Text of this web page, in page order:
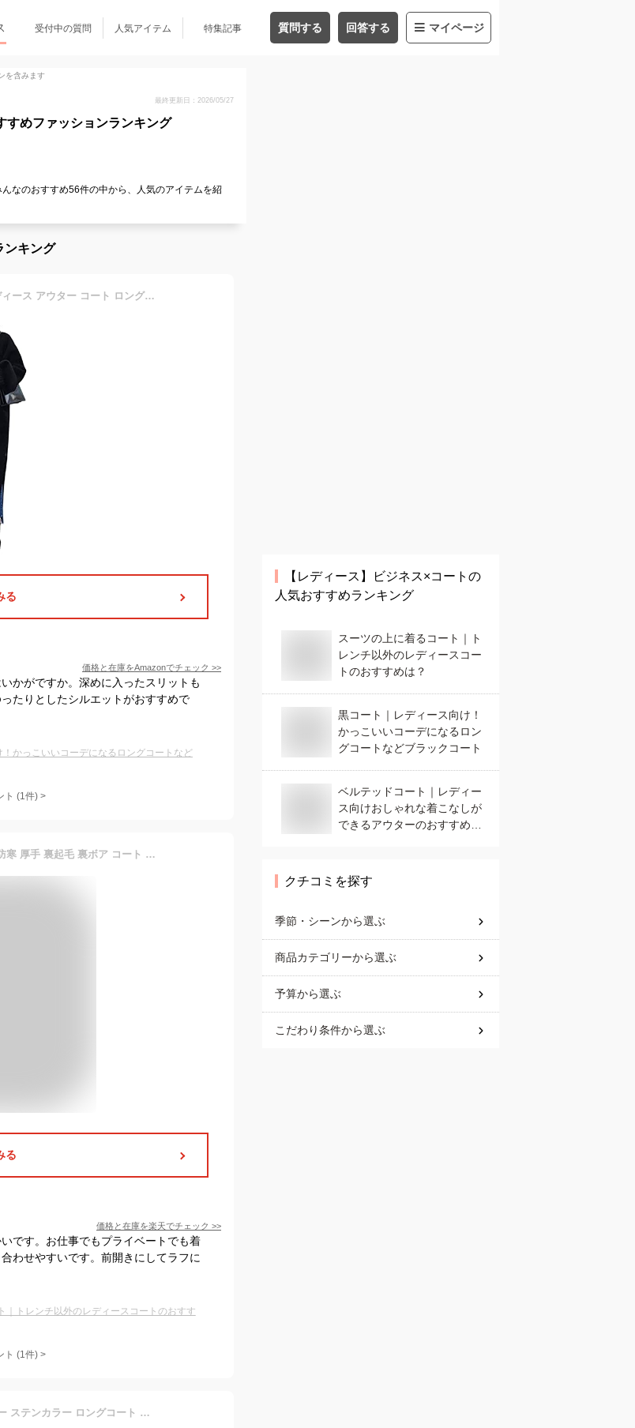
受付中の質問 人気アイテム 特集記事 質問する 回答する マイページ
を含みます
最終更新日：2026/05/27
すめファッションランキング
なのおすすめ56件の中から、人気のアイテムを紹
ンキング
Fosys ロングコート チェスターコート レディース アウター コート ロング 秋冬 大人 きれいめ 大きいサイズ ドロップショルダー スリット ベルト付き (L, ブラック)
る
価格と在庫をAmazonでチェック >>
かがですか。深めに入ったスリットも
たりとしたシルエットがおすすめで
かっこいいコーデになるロングコートなど
ト (1件) >
ロングコート レディース ロング アウター 防寒 厚手 裏起毛 裏ボア コート 韓国ファッション 春 秋 冬 大きいサイズ 暖かい あったか シンプル ゆったり おしゃれ オリジナル カジュアル きれいめ 上品 OL通勤 フォーマル 事務 ビジネス 入学式 ジャケット
る
価格と在庫を楽天でチェック >>
です。お仕事でもプライベートでも着
わせやすいです。前開きにしてラフに
｜トレンチ以外のレディースコートのおすす
ト (1件) >
BEAUTY&YOUTH UNITED ARROWS リバー ステンカラー ロングコート ビューティー＆ユース ユナイテッドアローズ ジャケット・アウター ステンカラーコート ブラウン グレー【送料無料】
【レディース】 ビジネス×コート の
人気おすすめランキング
スーツの上に着るコート｜ト
レンチ以外のレディースコー
トのおすすめは？
黒コート｜レディース向け！
かっこいいコーデになるロン
グコートなどブラックコート
ベルテッドコート｜レディー
ス向けおしゃれな着こなしが
できるアウターのおすすめ
クチコミを探す
季節・シーンから選ぶ
商品カテゴリーから選ぶ
予算から選ぶ
こだわり条件から選ぶ